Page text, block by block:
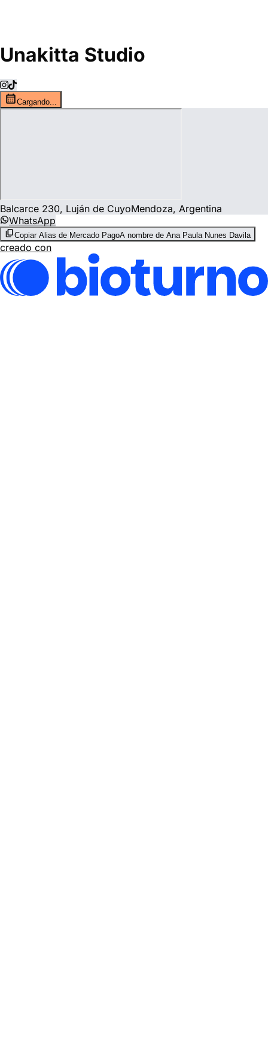
Unakitta Studio
Cargando...
Balcarce 230, Luján de CuyoMendoza, Argentina
WhatsApp
Copiar Alias de Mercado PagoA nombre de Ana Paula Nunes Davila
creado con